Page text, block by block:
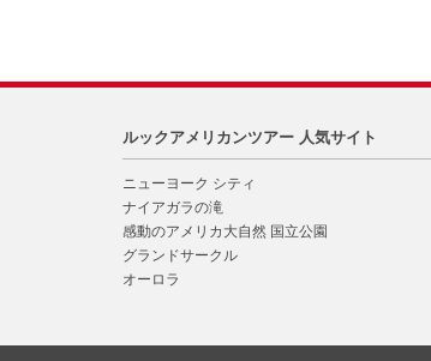
ルックアメリカンツアー 人気サイト
ニューヨーク シティ
ナイアガラの滝
感動のアメリカ大自然 国立公園
グランドサークル
オーロラ